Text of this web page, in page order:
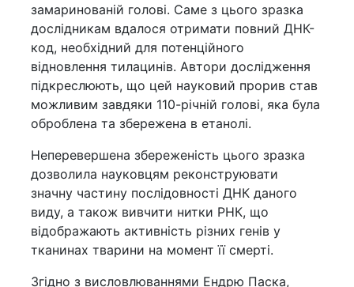
замаринованій голові. Саме з цього зразка
дослідникам вдалося отримати повний ДНК-
код, необхідний для потенційного
відновлення тилацинів. Автори дослідження
підкреслюють, що цей науковий прорив став
можливим завдяки 110-річній голові, яка була
оброблена та збережена в етанолі.
Неперевершена збереженість цього зразка
дозволила науковцям реконструювати
значну частину послідовності ДНК даного
виду, а також вивчити нитки РНК, що
відображають активність різних генів у
тканинах тварини на момент її смерті.
Згідно з висловлюваннями Ендрю Паска,